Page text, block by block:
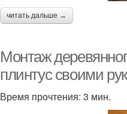
читать дальше →
Монтаж
плинтус своими
Время прочтения: 3 мин.